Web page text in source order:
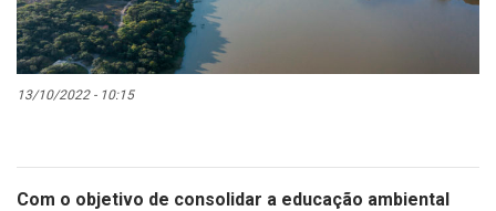
13/10/2022 - 10:15
Com o objetivo de consolidar a educação ambiental